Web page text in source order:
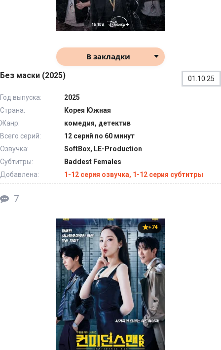
В закладки
Без маски (2025) 01.10.25
Год выпуска:
2025
Страна:
Корея Южная
Жанр:
комедия, детектив
Всего серий:
12 серий по 60 минут
Озвучка:
SoftBox, LE-Production
Субтитры:
Baddest Females
Добавлена:
1-12 серия озвучка, 1-12 серия субтитры
7
+74